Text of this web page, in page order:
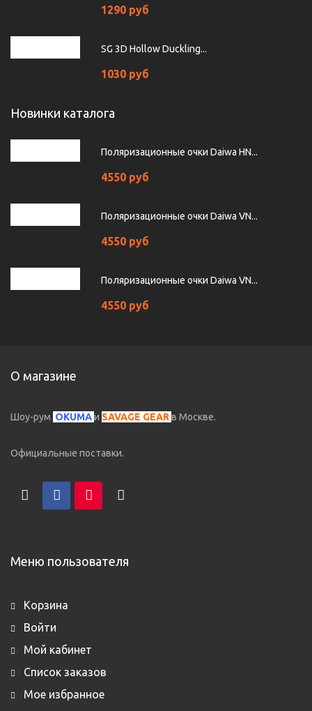
1290 руб
SG 3D Hollow Duckling...
1030 руб
Новинки каталога
Поляризационные очки Daiwa HN...
4550 руб
Поляризационные очки Daiwa VN...
4550 руб
Поляризационные очки Daiwa VN...
4550 руб
О магазине
Шоу-рум OKUMAи SAVAGE GEAR в Москве.
Официальные поставки.
Меню пользователя
Корзина
Войти
Мой кабинет
Список заказов
Мое избранное